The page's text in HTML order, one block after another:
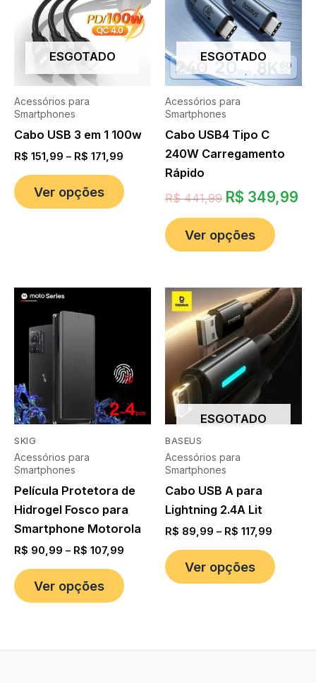
ESGOTADO
Acessórios para
Smartphones
Cabo USB 3 em 1 100w
R$ 151,99 – R$ 171,99
Ver opções
ESGOTADO
Acessórios para
Smartphones
Cabo USB4 Tipo C
240W Carregamento
Rápido
R$441,99 R$ 349,99
Ver opções
SKIG
Acessórios para
Smartphones
Película Protetora de
Hidrogel Fosco para
Smartphone Motorola
R$ 90,99 – R$ 107,99
Ver opções
BASEUS
ESGOTADO
Acessórios para
Smartphones
Cabo USB A para
Lightning 2.4A Lit
R$ 89,99 – R$ 117,99
Ver opções